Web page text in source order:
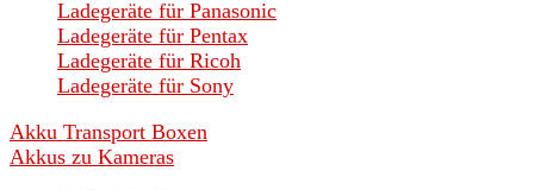
Ladegeräte für Panasonic
Ladegeräte für Pentax
Ladegeräte für Ricoh
Ladegeräte für Sony
Akku Transport Boxen
Akkus zu Kameras